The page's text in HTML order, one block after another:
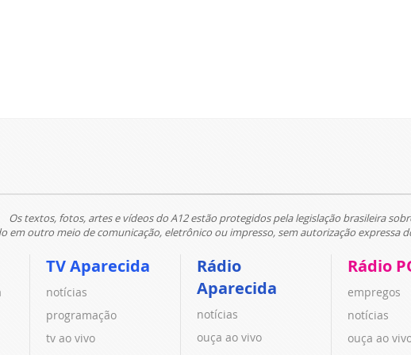
Os textos, fotos, artes e vídeos do A12 estão protegidos pela legislação brasileira
em outro meio de comunicação, eletrônico ou impresso, sem autorização expressa
TV Aparecida
notícias
programação
tv ao vivo
Rádio
Aparecida
notícias
ouça ao vivo
Rádio
empregos
notícias
ouça ao